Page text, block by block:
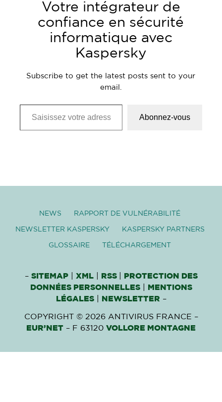
Votre intégrateur de
confiance en sécurité
informatique avec
Kaspersky
Subscribe to get the latest posts sent to your
email.
Saisissez votre adresse e-mail…
Abonnez-vous
NEWS RAPPORT DE VULNÉRABILITÉ
NEWSLETTER KASPERSKY KASPERSKY PARTNERS
GLOSSAIRE TÉLÉCHARGEMENT
– SITEMAP| XML| RSS
PROTECTION DES
DONNÉES PERSONNELLES|
MENTIONS
LÉGALES| NEWSLETTER –
COPYRIGHT © 2026 ANTIVIRUS FRANCE –
EUR’NET – F 63120 VOLLORE MONTAGNE